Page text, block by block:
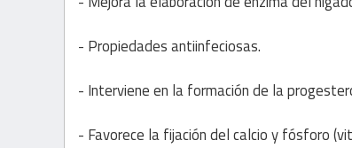
- Propiedades antiinfeciosas.
- Interviene en la formación de la
- Favorece la fijación del calcio y fósforo